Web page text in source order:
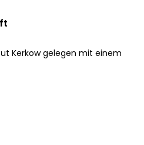
Kerkow gelegen mit einem